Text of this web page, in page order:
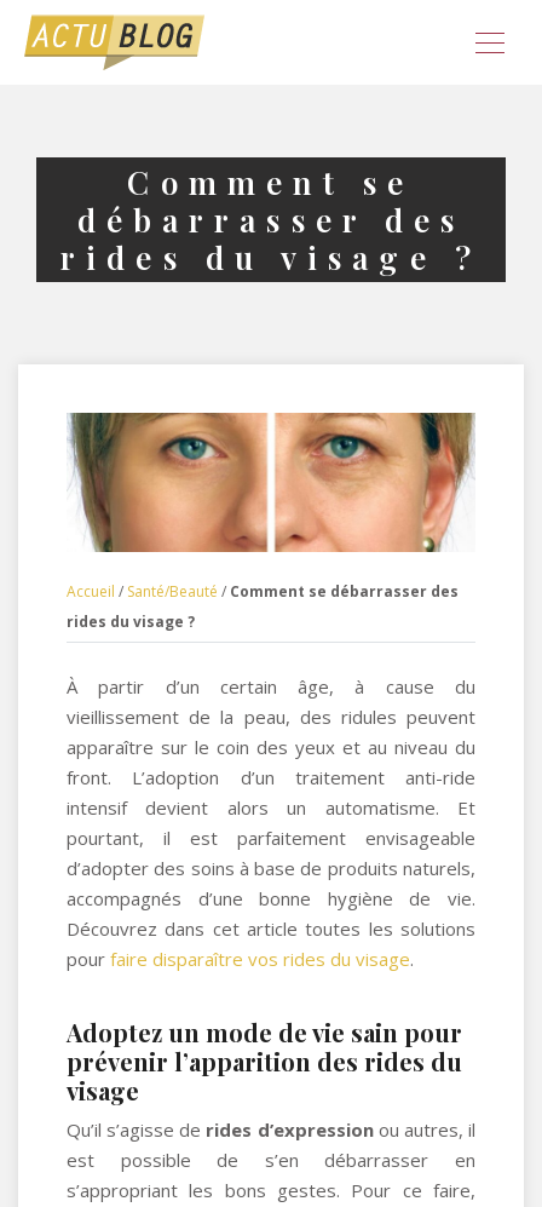
Comment se
débarrasser des
rides du visage ?
Accueil / Santé/Beauté / Comment se débarrasser des
rides du visage ?
À partir d’un certain âge, à cause du
vieillissement de la peau, des ridules peuvent
apparaître sur le coin des yeux et au niveau du
front. L’adoption d’un traitement anti-ride
intensif devient alors un automatisme. Et
pourtant, il est parfaitement envisageable
d’adopter des soins à base de produits naturels,
accompagnés d’une bonne hygiène de vie.
Découvrez dans cet article toutes les solutions
pour faire disparaître vos rides du visage.
Adoptez un mode de vie sain pour
prévenir l’apparition des rides du
visage
Qu’il s’agisse de rides d’expressionou autres, il
est possible de s’en débarrasser en
s’appropriant les bons gestes. Pour ce faire,